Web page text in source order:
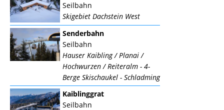
Seilbahn
Skigebiet Dachstein West
Senderbahn
Seilbahn
Hauser Kaibling / Planai /
Hochwurzen / Reiteralm - 4-
Berge Skischaukel - Schladming
Kaiblinggrat
Seilbahn